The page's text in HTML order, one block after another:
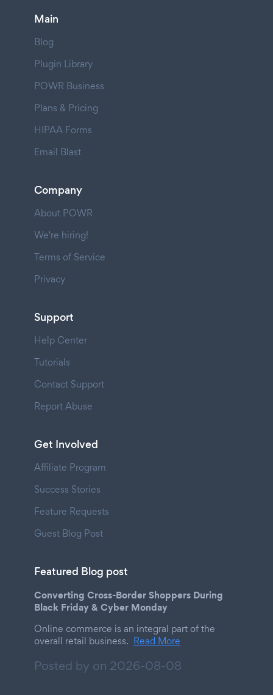
Main
Blog
Plugin Library
POWR Business
Plans & Pricing
HIPAA Forms
Email Blast
Company
About POWR
We're hiring!
Terms of Service
Privacy
Support
Help Center
Tutorials
Contact Support
Report Abuse
Get Involved
Affiliate Program
Success Stories
Feature Requests
Guest Blog Post
Featured Blog post
Converting Cross-Border Shoppers During
Black Friday & Cyber Monday
Online commerce is an integral part of the
overall retail business. Read More
Posted by on 2026-08-08